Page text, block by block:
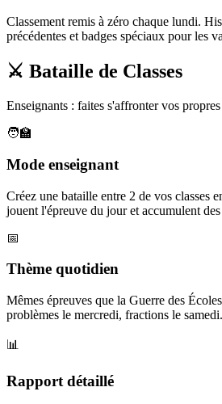
Classement remis à zéro chaque lundi.
précédentes et badges spéciaux pour les
⚔️ Bataille de Classes
Enseignants : faites s'affronter vos
🧑‍🏫
Mode enseignant
Créez une bataille entre 2 de vos classes
jouent l'épreuve du jour et accumulent
📅
Thème quotidien
Mêmes épreuves que la Guerre des
problèmes le mercredi, fractions le
📊
Rapport détaillé